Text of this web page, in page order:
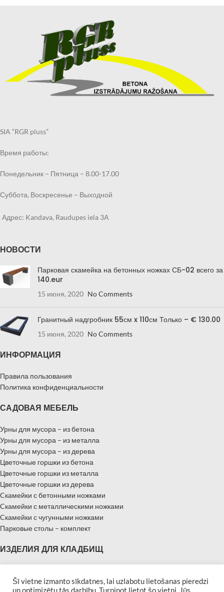
При оформлении заказа
выберите «Самовывоз в
Кандаве» и в примечаниях
укажите филиал, в котором
хотите получить надгробие.
Получить заказанный
надгробный памятник по
укажите филиал, в котором
хотите получить надгробие.
Получить заказанный
надгробный памятник по
SIA “RGR pluss”
Время работы:
Понедельник – Пятница – 8.00-17.00
Суббота, Воскресенье – Выходной
Адрес: Kandava, Raudupes iela 3A
НОВОСТИ
Парковая скамейка на бетонных ножках СБ-02 всего за
140.eur
15 июня, 2020 No Comments
Гранитный надгробник 55см x 110см Только – € 130.00
15 июня, 2020 No Comments
ИНФОРМАЦИЯ
Правила пользования
Политика конфиденциальности
САДОВАЯ МЕБЕЛЬ
Урны для мусора – из бетона
Урны для мусора – из металла
Урны для мусора – из дерева
Цветочные горшки из бетона
Цветочные горшки из металла
Цветочные горшки из дерева
Cкамейки с бетонными ножками
Cкамейки с металлическими ножками
Cкамейки с чугунными ножками
Парковые столы – комплект
ИЗДЕЛИЯ ДЛЯ КЛАДБИЩ
Памятники – Мемориальные плиты
Šī vietne izmanto sīkdatnes, lai uzlabotu lietošanas pieredzi
un optimizētu tās darbību. Turpinot lietot šo vietni, Jūs